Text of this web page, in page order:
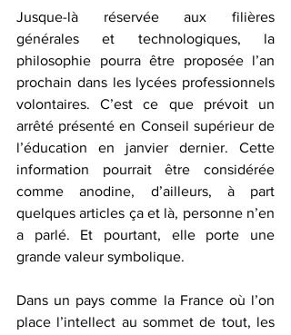
Jusque-là réservée aux filières
générales et technologiques, la
philosophie pourra être proposée l’an
prochain dans les lycées professionnels
volontaires. C’est ce que prévoit un
arrêté présenté en Conseil supérieur de
l’éducation en janvier dernier. Cette
information pourrait être considérée
comme anodine, d’ailleurs, à part
quelques articles ça et là, personne n’en
a parlé. Et pourtant, elle porte une
grande valeur symbolique.
Dans un pays comme la France où l’on
place l’intellect au sommet de tout, les